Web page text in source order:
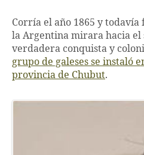
Corría el año 1865 y
la Argentina mirara hacia el
verdadera conquista y
grupo de galeses se instaló
provincia de Chubut.